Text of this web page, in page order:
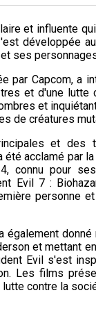
et influente
développée
ses
par Capcom, a
et d'une lutte
et
de créatures
et
acclamé par
connu pour
Evil 7 :
personne
également
et mettant
Evil s'est
Les films
contre la